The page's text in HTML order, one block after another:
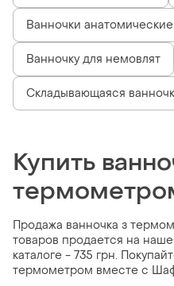
Ванночки анатомические
Ванночку для немовлят
Складывающаяся
Купить
Продажа ванночка з
товаров продается на
каталоге - 735 грн.
термометром вместе с